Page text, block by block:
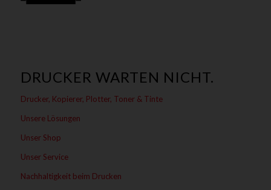
DRUCKER WARTEN NICHT.
Drucker, Kopierer, Plotter, Toner & Tinte
Unsere Lösungen
Unser Shop
Unser Service
Nachhaltigkeit beim Drucken